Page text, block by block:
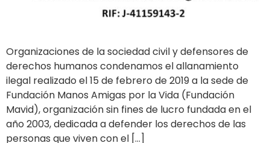
Organizaciones de la sociedad civil y defensores de
derechos humanos condenamos el allanamiento
ilegal realizado el 15 de febrero de 2019 a la sede de
Fundación Manos Amigas por la Vida (Fundación
Mavid), organización sin fines de lucro fundada en el
año 2003, dedicada a defender los derechos de las
personas que viven con el […]